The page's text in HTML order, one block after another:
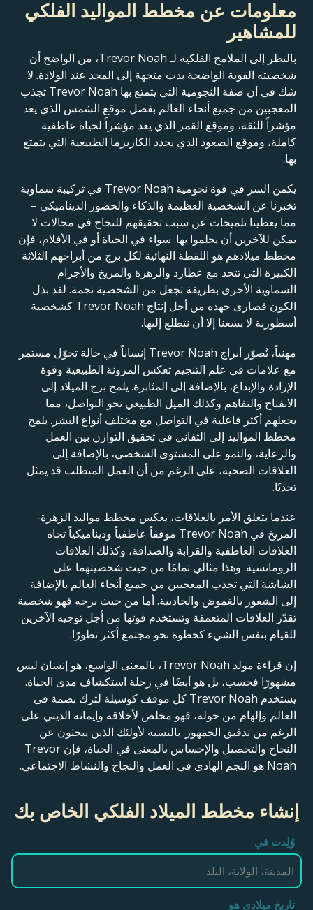
معلومات عن مخطط المواليد الفلكي
للمشاهير
بالنظر إلى الملامح الفلكية لـ Trevor Noah، من الواضح أن
شخصيته القوية الواضحة بدت متجهة إلى المجد عند الولادة. لا
شك في أن صفة النجومية التي يتمتع بها Trevor Noah تجذب
المعجبين من جميع أنحاء العالم بفضل موقع الشمس الذي يعد
مؤشراً للثقة، وموقع القمر الذي يعد مؤشراً لحياة عاطفية
كاملة، وموقع الصعود الذي يحدد الكاريزما الطبيعية التي يتمتع
بها.
يكمن السر في قوة نجومية Trevor Noah في تركيبة سماوية
تخبرنا عن الشخصية العظيمة والذكاء والحضور الديناميكي –
مما يعطينا تلميحات عن سبب تحقيقهم للنجاح في مجالات لا
يمكن للآخرين أن يحلموا بها. سواء في الحياة أو في الأفلام، فإن
مخطط ميلادهم هو اللقطة النهائية لكل برج من أبراجهم الثلاثة
الكبيرة التي تتحد مع عطارد والزهرة والمريخ والأجرام
السماوية الأخرى بطريقة تجعل من الشخصية نجمة. لقد بذل
الكون قصارى جهده من أجل إنتاج Trevor Noah كشخصية
أسطورية لا يسعنا إلا أن نتطلع إليها.
مهنياً، تُصوّر أبراج Trevor Noah إنساناً في حالة تحوّل مستمر
مع علامات في علم التنجيم تعكس المرونة الطبيعية وقوة
الإرادة والإبداع، بالإضافة إلى المثابرة. يلمح برج الميلاد إلى
الانفتاح والتفاهم وكذلك الميل الطبيعي نحو التواصل، مما
يجعلهم أكثر فاعلية في التواصل مع مختلف أنواع البشر. يلمح
مخطط المواليد إلى التفاني في تحقيق التوازن بين العمل
والرعاية، والنمو على المستوى الشخصي، بالإضافة إلى
العلاقات الصحية، على الرغم من أن العمل المتطلب قد يمثل
تحديًا.
عندما يتعلق الأمر بالعلاقات، يعكس مخطط مواليد الزهرة-
المريخ في Trevor Noah موقفاً عاطفياً وديناميكياً تجاه
العلاقات العاطفية والقرابة والصداقة، وكذلك العلاقات
الرومانسية. وهذا مثالي تمامًا من حيث شخصيتهما على
الشاشة التي تجذب المعجبين من جميع أنحاء العالم بالإضافة
إلى الشعور بالغموض والجاذبية. أما من حيث برجه فهو شخصية
تقدّر العلاقات المتعمقة وتستخدم قوتها من أجل توجيه الآخرين
للقيام بنفس الشيء كخطوة نحو مجتمع أكثر تطورًا.
إن قراءة مولد Trevor Noah، بالمعنى الواسع، هو إنسان ليس
مشهورًا فحسب، بل هو أيضًا في رحلة استكشاف مدى الحياة.
يستخدم Trevor Noah كل موقف كوسيلة لترك بصمة في
العالم وإلهام من حوله، فهو مخلص لأخلاقه وإيمانه الديني على
الرغم من تدقيق الجمهور. بالنسبة لأولئك الذين يبحثون عن
النجاح والتحصيل والإحساس بالمعنى في الحياة، فإن Trevor
Noah هو النجم الهادي في العمل والنجاح والنشاط الاجتماعي.
إنشاء مخطط الميلاد الفلكي الخاص بك
وُلِدت في
تاريخ ميلادي هو